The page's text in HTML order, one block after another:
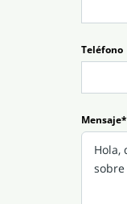
Teléfono
Mensaje*